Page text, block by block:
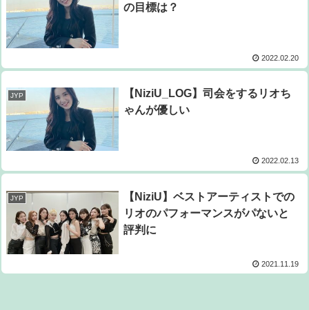
の目標は？
2022.02.20
JYP
【NiziU_LOG】司会をするリオち
ゃんが優しい
2022.02.13
JYP
【NiziU】ベストアーティストでの
リオのパフォーマンスがパないと
評判に
2021.11.19